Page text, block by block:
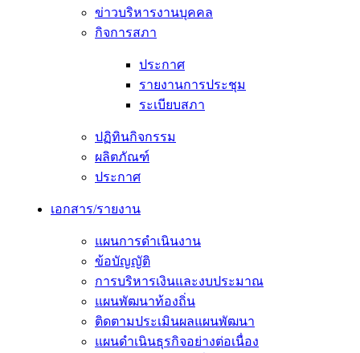
ข่าวบริหารงานบุคคล
กิจการสภา
ประกาศ
รายงานการประชุม
ระเบียบสภา
ปฏิทินกิจกรรม
ผลิตภัณฑ์
ประกาศ
เอกสาร/รายงาน
แผนการดำเนินงาน
ข้อบัญญัติ
การบริหารเงินและงบประมาณ
แผนพัฒนาท้องถิ่น
ติดตามประเมินผลแผนพัฒนา
แผนดำเนินธุรกิจอย่างต่อเนื่อง